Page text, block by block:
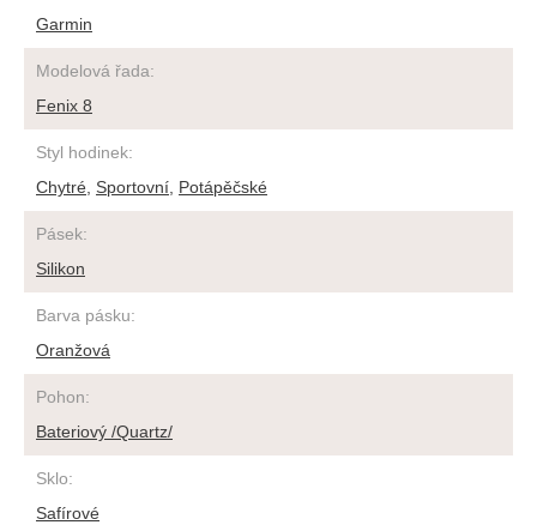
Garmin
Modelová řada:
Fenix 8
Styl hodinek:
Chytré Sportovní Potápěčské
Pásek:
Silikon
Barva pásku:
Oranžová
Pohon:
Bateriový /Quartz/
Sklo:
Safírové